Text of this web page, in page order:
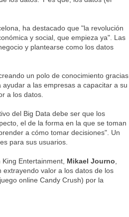
​​ha destacado que "la revolución
y social, que empieza ya". Las
y plantearse como los datos
un polo de conocimiento gracias
a las empresas a capacitar a su
a los datos.
del Big Data debe ser que los
el de la forma en la que se toman
a cómo tomar decisiones". Un
para sus usuarios.
Entertainment, Mikael Journo
valor a los datos de los
online Candy Crush) por la